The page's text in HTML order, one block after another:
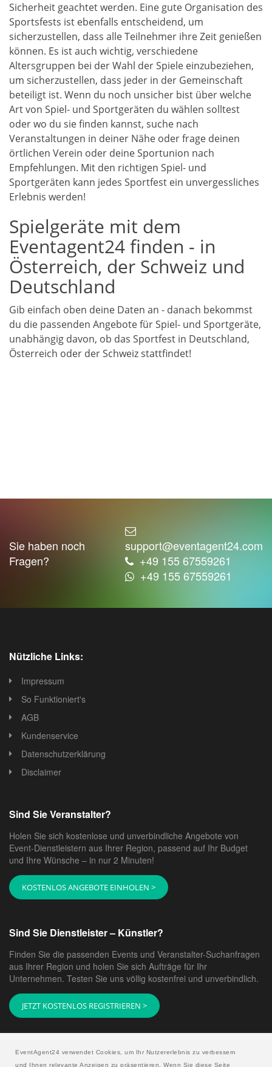
EventAgent24 verwendet Cookies, um Ihr Nutzererlebnis zu verbessern
und Ihnen relevante Anzeigen zu präsentieren. Wenn Sie diese Seite
Sicherheit geachtet werden. Eine gute Organisation des
Sportsfests ist ebenfalls entscheidend, um
sicherzustellen, dass alle Teilnehmer ihre Zeit genießen
können. Es ist auch wichtig, verschiedene
Altersgruppen bei der Wahl der Spiele einzubeziehen,
um sicherzustellen, dass jeder in der Gemeinschaft
beteiligt ist. Wenn du noch unsicher bist über welche
Art von Spiel- und Sportgeräten du wählen solltest
oder wo du sie finden kannst, suche nach
Veranstaltungen in deiner Nähe oder frage deinen
örtlichen Verein oder deine Sportunion nach
Empfehlungen. Mit den richtigen Spiel- und
Sportgeräten kann jedes Sportfest ein unvergessliches
Erlebnis werden!
Spielgeräte mit dem
Eventagent24 finden - in
Österreich, der Schweiz und
Deutschland
Gib einfach oben deine Daten an - danach bekommst
du die passenden Angebote für Spiel- und Sportgeräte,
unabhängig davon, ob das Sportfest in Deutschland,
Österreich oder der Schweiz stattfindet!
Sie haben noch
Fragen?
support@eventagent24.com
+49 155 67559261
+49 155 67559261
Nützliche Links:
Impressum
So Funktioniert's
AGB
Kundenservice
Datenschutzerklärung
Disclaimer
Sind Sie Veranstalter?
Holen Sie sich kostenlose und unverbindliche Angebote von
Event-Dienstleistern aus Ihrer Region, passend auf Ihr Budget
und Ihre Wünsche – in nur 2 Minuten!
KOSTENLOS ANGEBOTE EINHOLEN >
Sind Sie Dienstleister – Künstler?
Finden Sie die passenden Events und Veranstalter-Suchanfragen
aus Ihrer Region und holen Sie sich Aufträge für Ihr
Unternehmen. Testen Sie uns völlig kostenfrei und unverbindlich.
JETZT KOSTENLOS REGISTRIEREN >